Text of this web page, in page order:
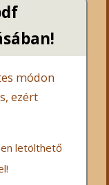
módon
ezért
letölthető